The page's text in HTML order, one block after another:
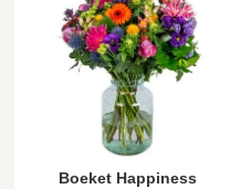
Boeket Happiness